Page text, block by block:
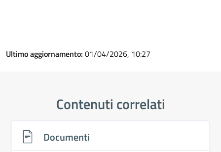
Ultimo aggiornamento: 01/04/2026, 10:27
Contenuti correlati
Documenti